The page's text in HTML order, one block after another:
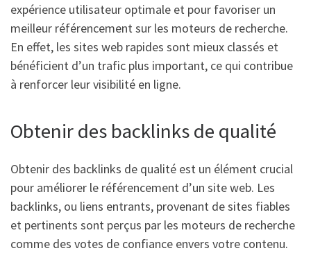
expérience utilisateur optimale et pour favoriser un
meilleur référencement sur les moteurs de recherche.
En effet, les sites web rapides sont mieux classés et
bénéficient d’un trafic plus important, ce qui contribue
à renforcer leur visibilité en ligne.
Obtenir des backlinks de qualité
Obtenir des backlinks de qualité est un élément crucial
pour améliorer le référencement d’un site web. Les
backlinks, ou liens entrants, provenant de sites fiables
et pertinents sont perçus par les moteurs de recherche
comme des votes de confiance envers votre contenu.